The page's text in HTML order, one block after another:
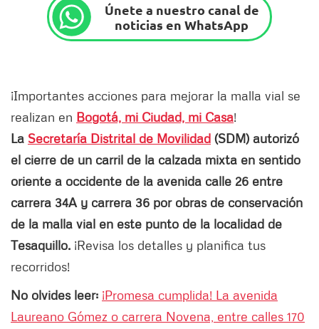
Únete a nuestro canal de
noticias en WhatsApp
¡Importantes acciones para mejorar la malla vial se
realizan en Bogotá, mi Ciudad, mi Casa!
La Secretaría Distrital de Movilidad (SDM) autorizó
el cierre de un carril de la calzada mixta en sentido
oriente a occidente de la avenida calle 26 entre
carrera 34A y carrera 36 por obras de conservación
de la malla vial en este punto de la localidad de
Tesaquillo. ¡Revisa los detalles y planifica tus
recorridos!
No olvides leer: ¡Promesa cumplida! La avenida
Laureano Gómez o carrera Novena, entre calles 170